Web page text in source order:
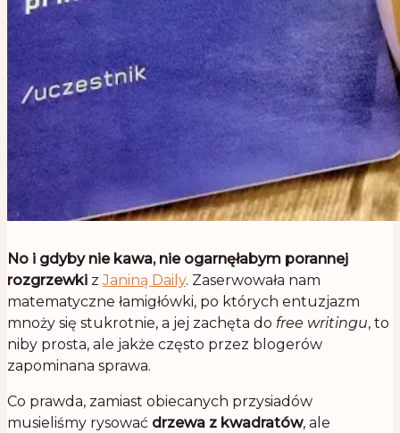
.
No i gdyby nie kawa, nie ogarnęłabym porannej
rozgrzewki zJaniną Daily. Zaserwowała nam
matematyczne łamigłówki, po których entuzjazm
mnoży się stukrotnie, a jej zachęta do free writingu, to
niby prosta, ale jakże często przez blogerów
zapominana sprawa.
Co prawda, zamiast obiecanych przysiadów
musieliśmy rysować drzewa z kwadratów, ale